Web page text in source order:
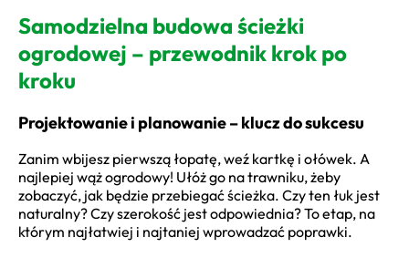
Samodzielna budowa ścieżki
ogrodowej – przewodnik krok po
kroku
Projektowanie i planowanie – klucz do sukcesu
Zanim wbijesz pierwszą łopatę, weź kartkę i ołówek. A
najlepiej wąż ogrodowy! Ułóż go na trawniku, żeby
zobaczyć, jak będzie przebiegać ścieżka. Czy ten łuk jest
naturalny? Czy szerokość jest odpowiednia? To etap, na
którym najłatwiej i najtaniej wprowadzać poprawki.